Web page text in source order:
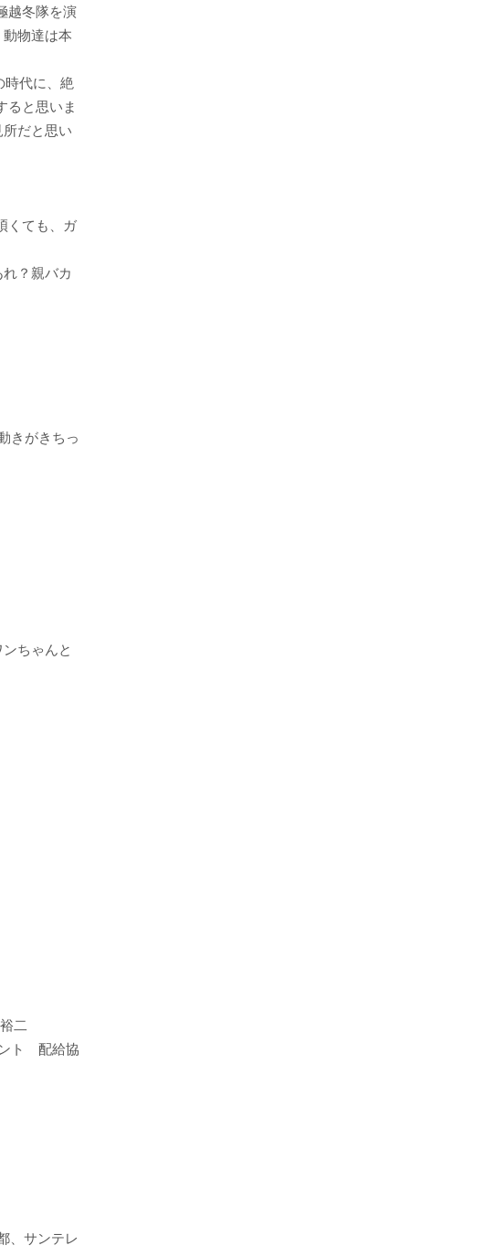
越冬隊を演
物達は本
代に、絶
ると思いま
だと思い
くても、ガ
？親バカ
きがきちっ
ちゃんと
二
ト 配給協
、サンテレ